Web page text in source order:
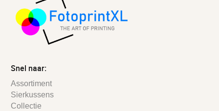
Snel naar:
Assortiment
Sierkussens
Collectie